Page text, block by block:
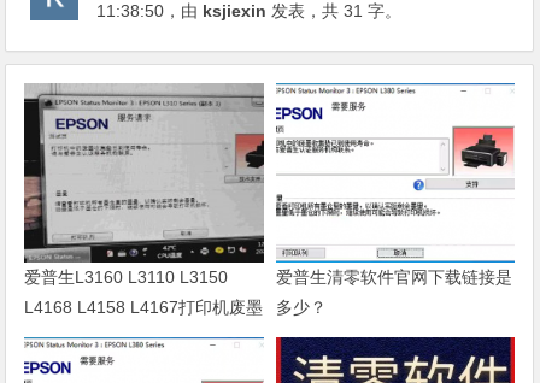
11:38:50 ，由 ksjiexin 发表，共 31 字。
爱普生L3160 L3110 L3150
L4168 L4158 L4167打印机废墨
清零软件
爱普生清零软件官网下载链接是
多少？